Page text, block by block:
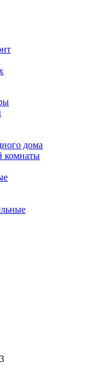
дома
комнаты